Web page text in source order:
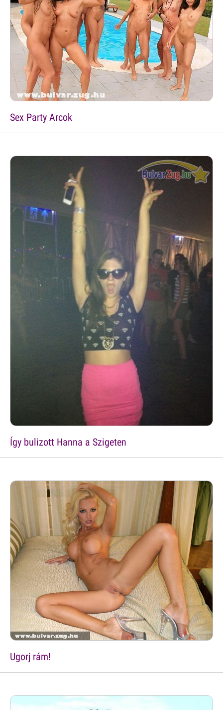
Sex Party Arcok
Így bulizott Hanna a Szigeten
Ugorj rám!